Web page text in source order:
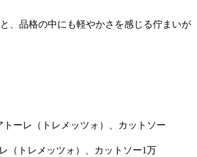
、品格の中にも軽やかさを感じる佇まいが
（トレメッツォ）、カットソー1万